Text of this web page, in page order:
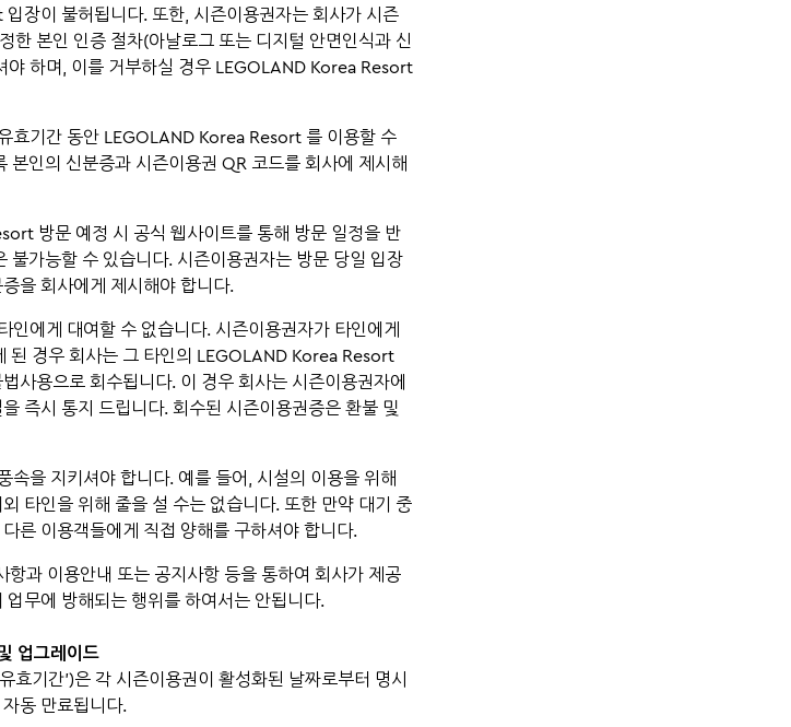
장이 불허됩니다. 또한, 시즌이용권자는 회사가 시즌
한 본인 인증 절차(아날로그 또는 디지털 안면인식과 신
야 하며, 이를 거부하실 경우 LEGOLAND Korea Resort
효기간 동안 LEGOLAND Korea Resort 를 이용할 수
본인의 신분증과 시즌이용권 QR 코드를 회사에 제시해
방문 예정 시 공식 웹사이트를 통해 방문 일정을 반
불가능할 수 있습니다. 시즌이용권자는 방문 당일 입장
을 회사에게 제시해야 합니다.
에게 대여할 수 없습니다. 시즌이용권자가 타인에게
된 경우 회사는 그 타인의 LEGOLAND Korea Resort
사용으로 회수됩니다. 이 경우 회사는 시즌이용권자에
즉시 통지 드립니다. 회수된 시즌이용권증은 환불 및
속을 지키셔야 합니다. 예를 들어, 시설의 이용을 위해
타인을 위해 줄을 설 수는 없습니다. 또한 만약 대기 중
른 이용객들에게 직접 양해를 구하셔야 합니다.
항과 이용안내 또는 공지사항 등을 통하여 회사가 제공
무에 방해되는 행위를 하여서는 안됩니다.
업그레이드
효기간’)은 각 시즌이용권이 활성화된 날짜로부터 명시
동 만료됩니다.